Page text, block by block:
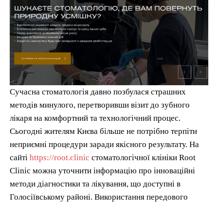
Сучасна стоматологія давно позбулася страшних
методів минулого, перетворивши візит до зубного
лікаря на комфортний та технологічний процес.
Сьогодні жителям Києва більше не потрібно терпіти
неприємні процедури заради якісного результату. На
сайті https://root.clinic стоматологічної клініки Root
Clinic можна уточнити інформацію про інноваційні
методи діагностики та лікування, що доступні в
Голосіївському районі. Використання передового